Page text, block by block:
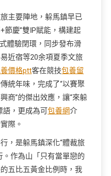
主要陣地，躲馬鎮早已
節慶”雙IP賦能，構建起
體驗閉環，同步發布滑
近宿等20余項夏季文旅
價格ptt客在競技包養留
統年味，完成了“以賽聚
商”的傑出效應，讓“來躲
語，更成為可包養網介
際。
，是躲馬鎮深化“體裁旅
。作為山「只有當單戀的
五比五黃金比例時，我